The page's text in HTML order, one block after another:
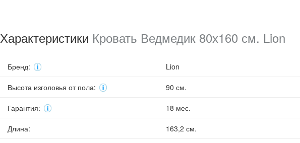
Характеристики Кровать Ведмедик 80х160 см. Lion
Бренд: Lion
Высота изголовья от пола: 90 см.
Гарантия: 18 мес.
Длина: 163,2 см.